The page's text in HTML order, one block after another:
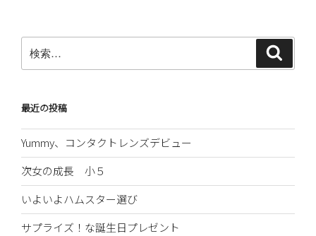
ン
索:
最近の投稿
Yummy、コンタクトレンズデビュー
次女の成長 小５
いよいよハムスター選び
サプライズ！な誕生日プレゼント